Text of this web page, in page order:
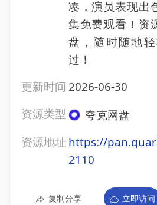
凑，演员表现出
集免费观看！资
盘，随时随地
过！
更新时间 2026-06-30
资源类型
夸克网盘
资源地址 https://
2110
复制分享 立即访问